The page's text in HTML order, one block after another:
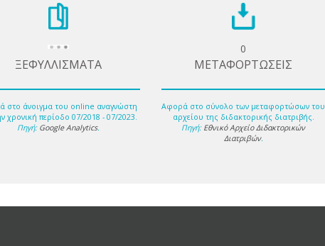
ΞΕΦΥΛΛΙΣΜΑΤΑ
στο άνοιγμα του online αναγνώστη
χρονική περίοδο 07/2018 - 07/2023.
Πηγή: Google Analytics.
0
ΜΕΤΑΦΟΡΤΩΣΕΙΣ
Αφορά στο σύνολο των μεταφορτώσων του
αρχείου της διδακτορικής διατριβής.
Πηγή: Εθνικό Αρχείο Διδακτορικών
Διατριβών.